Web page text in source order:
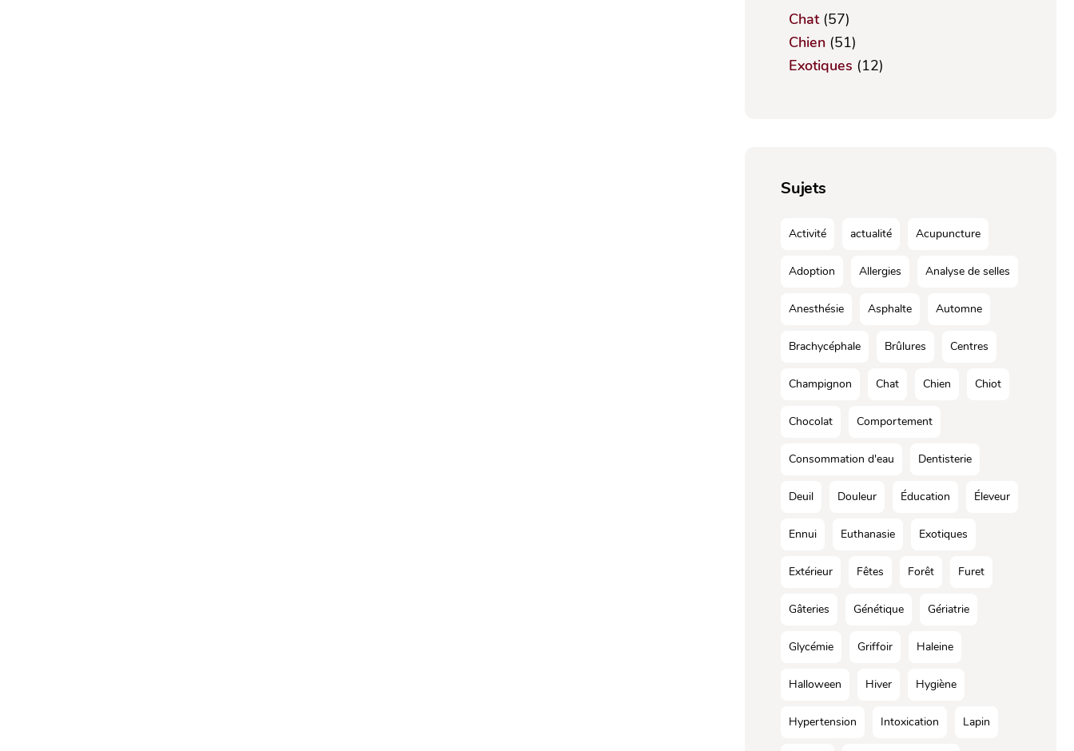
Chat(57)
Chien (51)
Exotiques (12)
Sujets
Activité actualité Acupuncture
Adoption Allergies Analyse de selles
Anesthésie Asphalte Automne
Brachycéphale Brûlures Centres
Champignon Chat Chien Chiot
Chocolat Comportement
Consommation d'eau Dentisterie
Deuil Douleur Éducation Éleveur
Ennui Euthanasie Exotiques
Extérieur Fêtes Forêt Furet
Gâteries Génétique Gériatrie
Glycémie Griffoir Haleine
Halloween Hiver Hygiène
Hypertension Intoxication Lapin